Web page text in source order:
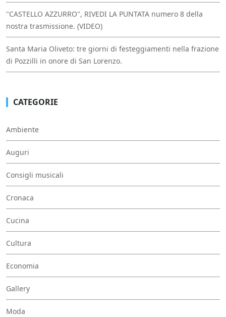
"CASTELLO AZZURRO", RIVEDI LA PUNTATA numero 8 della
nostra trasmissione. (VIDEO)
Santa Maria Oliveto: tre giorni di festeggiamenti nella frazione
di Pozzilli in onore di San Lorenzo.
CATEGORIE
Ambiente
Auguri
Consigli musicali
Cronaca
Cucina
Cultura
Economia
Gallery
Moda